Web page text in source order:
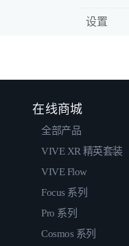
设置
在线商城
全部产品
VIVE XR 精英套装
VIVE Flow
Focus 系列
Pro 系列
Cosmos 系列